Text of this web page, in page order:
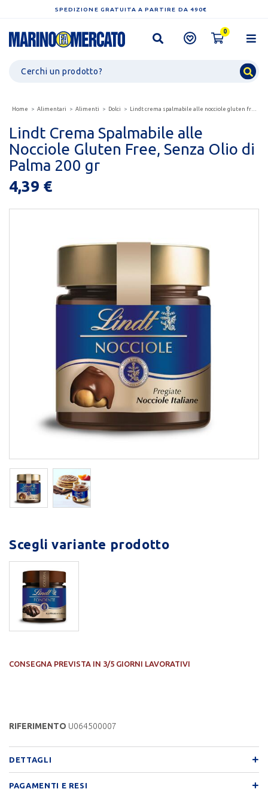
SPEDIZIONE GRATUITA A PARTIRE DA 490€
0
Home Alimentari Alimenti Dolci Lindt crema spalmabile alle nocciole gluten free, senza...
Lindt Crema Spalmabile alle
Nocciole Gluten Free, Senza Olio di
Palma 200 gr
4,39 €
Scegli variante prodotto
CONSEGNA PREVISTA IN 3/5 GIORNI LAVORATIVI
RIFERIMENTO U064500007
DETTAGLI
PAGAMENTI E RESI